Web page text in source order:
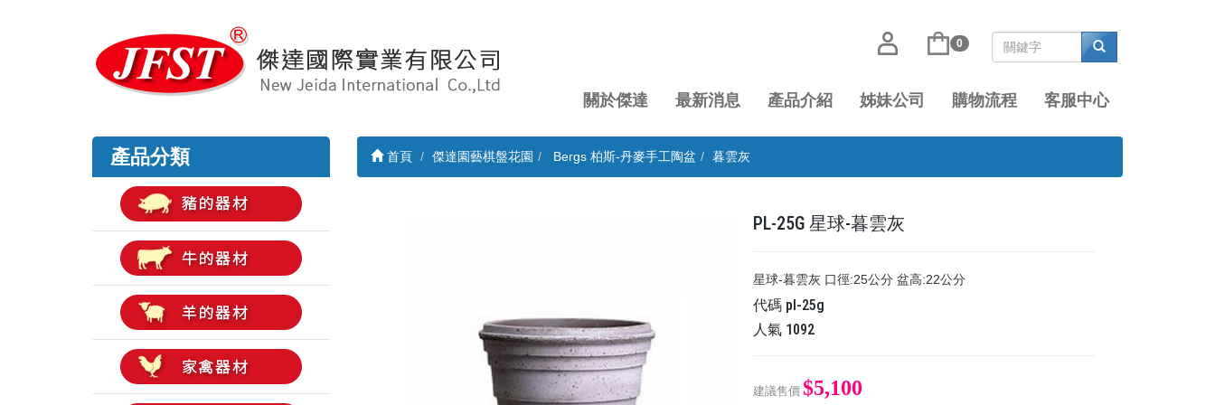
0
關於傑達 最新消息 產品介紹 姊妹公司 購物流程 客服中心
產品分類 首頁 傑達園藝棋盤花園 Bergs 柏斯-丹麥手工陶盆 暮雲灰
PL-25G 星球-暮雲灰
星球-暮雲灰 口徑:25公分 盆高:22公分
代碼 pl-25g
人氣 1092
建議售價 $5,100